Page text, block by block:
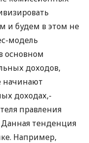
и будем в этом не
модель
основном
доходов,
начинают
доходах,-
правления
Данная тенденция
Например,